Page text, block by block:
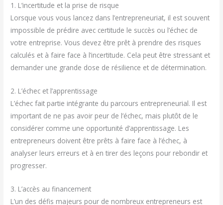
1. L’incertitude et la prise de risque
Lorsque vous vous lancez dans l’entrepreneuriat, il est souvent
impossible de prédire avec certitude le succès ou l’échec de
votre entreprise. Vous devez être prêt à prendre des risques
calculés et à faire face à l’incertitude. Cela peut être stressant et
demander une grande dose de résilience et de détermination.
2. L’échec et l’apprentissage
L’échec fait partie intégrante du parcours entrepreneurial. Il est
important de ne pas avoir peur de l’échec, mais plutôt de le
considérer comme une opportunité d’apprentissage. Les
entrepreneurs doivent être prêts à faire face à l’échec, à
analyser leurs erreurs et à en tirer des leçons pour rebondir et
progresser.
3. L’accès au financement
L’un des défis majeurs pour de nombreux entrepreneurs est